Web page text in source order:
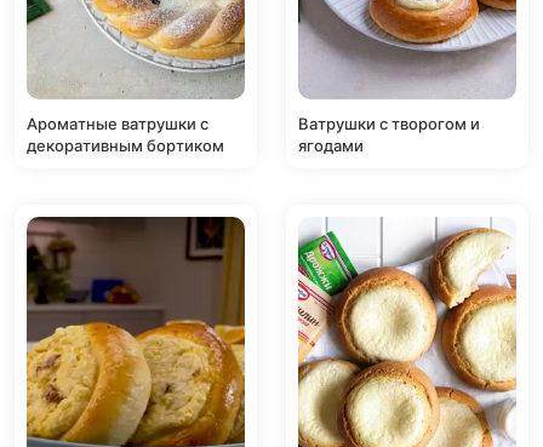
Ароматные ватрушки с
декоративным бортиком
Ватрушки с творогом и
ягодами